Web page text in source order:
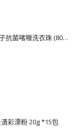
[J111043] 日本BON BON銀離子抗菌啫喱洗衣珠 (80粒)
彩漂粉 20g *15包